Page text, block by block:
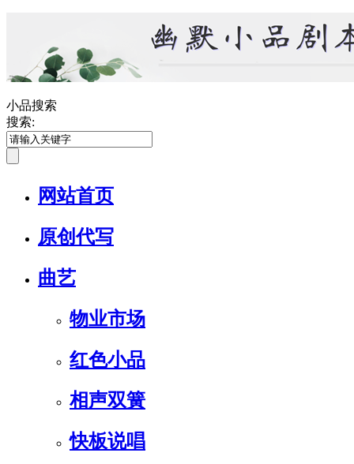
小品搜索
搜索:
网站首页
原创代写
曲艺
物业市场
红色小品
相声双簧
快板说唱